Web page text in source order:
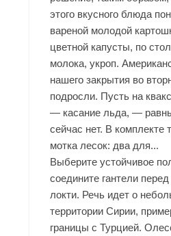
этого вкусного блюда
вареной молодой
цветной капусты, по
молока, укроп.
нашего закрытия во
подросли. Пусть на
— касание льда, —
сейчас нет. В комплекте
мотка лесок: два для...
Выберите устойчивое
соедините гантели
локти. Речь идет о
территории Сирии,
границы с Турцией.